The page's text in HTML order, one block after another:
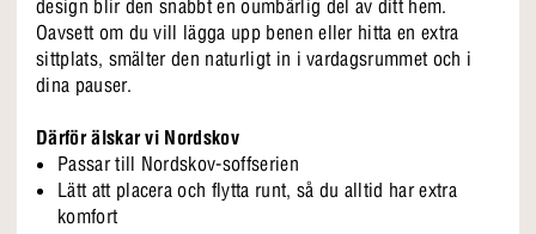
design blir den snabbt en oumbärlig del av ditt hem.
Oavsett om du vill lägga upp benen eller hitta en extra
sittplats, smälter den naturligt in i vardagsrummet och i
dina pauser.
Därför älskar vi Nordskov
Passar till Nordskov-soffserien
Lätt att placera och flytta runt, så du alltid har extra
komfort